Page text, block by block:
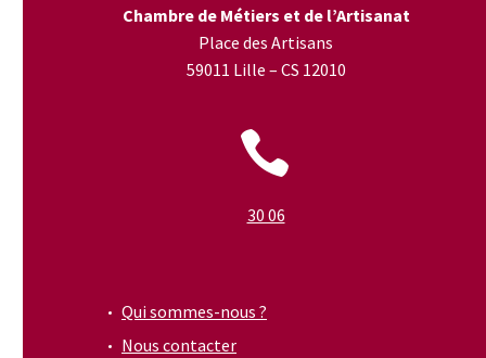
Chambre de Métiers et de l’Artisanat
Place des Artisans
59011 Lille – CS 12010


30 06
Qui sommes-nous ?
Nous contacter